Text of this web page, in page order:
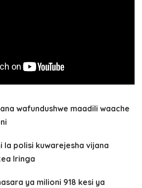
wafundushwe maadili waache
la polisi kuwarejesha vijana
Iringa
ya milioni 918 kesi ya